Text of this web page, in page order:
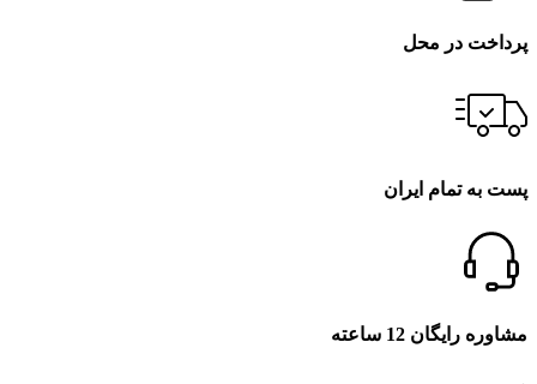
پرداخت در محل
پست به تمام ایران
مشاوره رایگان 12 ساعته